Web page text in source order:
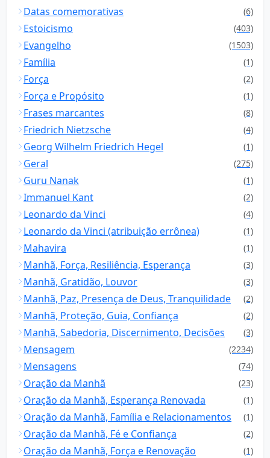
Datas comemorativas (6)
Estoicismo (403)
Evangelho (1503)
Família (1)
Força (2)
Força e Propósito (1)
Frases marcantes (8)
Friedrich Nietzsche (4)
Georg Wilhelm Friedrich Hegel (1)
Geral (275)
Guru Nanak (1)
Immanuel Kant (2)
Leonardo da Vinci (4)
Leonardo da Vinci (atribuição errônea) (1)
Mahavira (1)
Manhã, Força, Resiliência, Esperança (3)
Manhã, Gratidão, Louvor (3)
Manhã, Paz, Presença de Deus, Tranquilidade (2)
Manhã, Proteção, Guia, Confiança (2)
Manhã, Sabedoria, Discernimento, Decisões (3)
Mensagem (2234)
Mensagens (74)
Oração da Manhã (23)
Oração da Manhã, Esperança Renovada (1)
Oração da Manhã, Família e Relacionamentos (1)
Oração da Manhã, Fé e Confiança (2)
Oração da Manhã, Força e Renovação (1)